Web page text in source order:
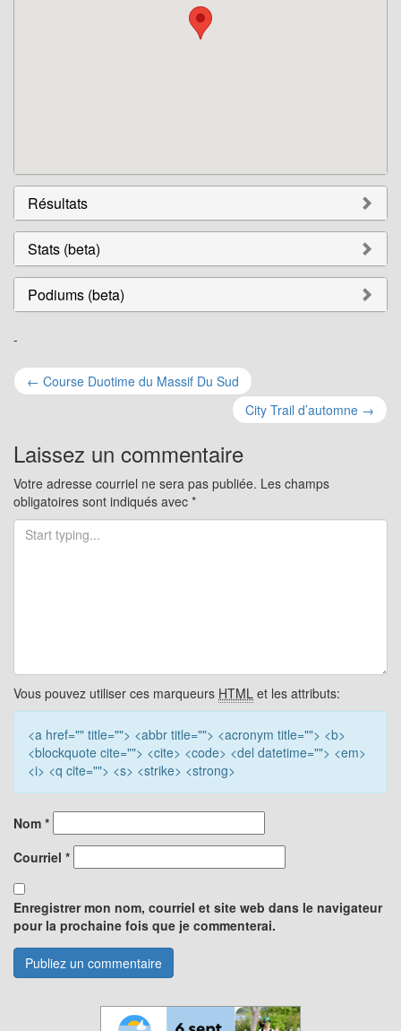
Résultats
Stats (beta)
Podiums (beta)
-
Navigation
les
articles
← Course Duotime du Massif Du Sud
City Trail d’automne →
Laissez un commentaire
Votre adresse courriel ne sera pas publiée. Les champs
obligatoires sont indiqués avec *
Vous pouvez utiliser ces marqueurs HTML et les attributs:
<a href="" title=""> <abbr title=""> <acronym title=""> <b>
<blockquote cite=""> <cite> <code> <del datetime=""> <em>
<i> <q cite=""> <s> <strike> <strong>
Nom *
Courriel *
Enregistrer mon nom, courriel et site web dans le navigateur
pour la prochaine fois que je commenterai.